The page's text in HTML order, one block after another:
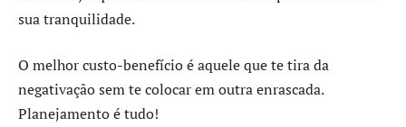
sua tranquilidade.
O melhor custo-benefício é aquele que te tira da
negativação sem te colocar em outra enrascada.
Planejamento é tudo!